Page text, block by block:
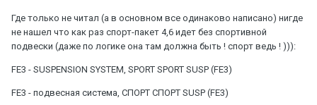
Где только не читал (а в основном все одинаково написано) нигде
не нашел что как раз спорт-пакет 4,6 идет без спортивной
подвески (даже по логике она там должна быть ! спорт ведь ! ))):
FE3 - SUSPENSION SYSTEM, SPORT SPORT SUSP (FE3)
FE3 - подвесная система, СПОРТ СПОРТ SUSP (FЕ3)